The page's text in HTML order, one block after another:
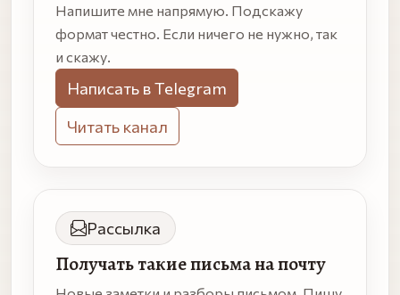
Напишите мне напрямую. Подскажу
формат честно. Если ничего не нужно, так
и скажу.
Написать в Telegram
Читать канал
Рассылка
Получать такие письма на почту